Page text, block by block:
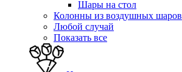
Шары на стол
Колонны из воздушных шаров
Любой случай
Показать все